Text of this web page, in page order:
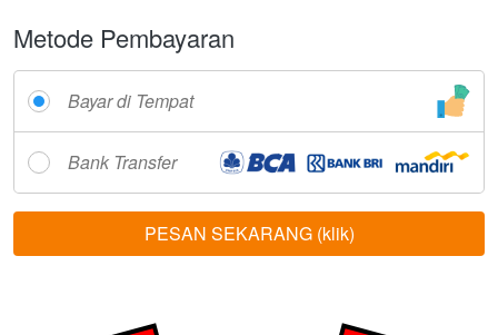
Metode Pembayaran
Bayar di Tempat
Bank Transfer
`PESAN SEKARANG (klik)